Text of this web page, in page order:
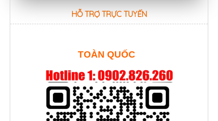
HỖ TRỢ TRỰC TUYẾN
TOÀN QUỐC